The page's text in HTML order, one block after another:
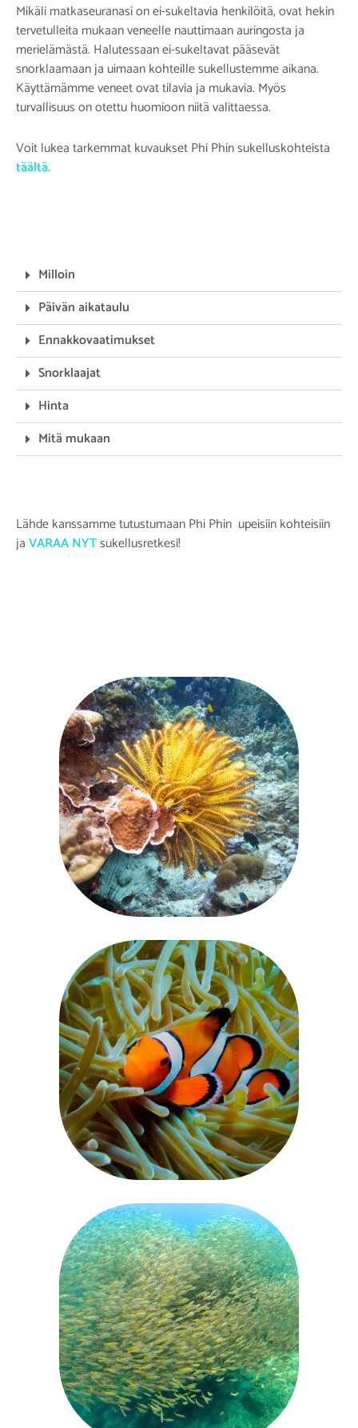
Mikäli matkaseuranasi on ei-sukeltavia henkilöitä, ovat hekin
tervetulleita mukaan veneelle nauttimaan auringosta ja
merielämästä. Halutessaan ei-sukeltavat pääsevät
snorklaamaan ja uimaan kohteille sukellustemme aikana.
Käyttämämme veneet ovat tilavia ja mukavia. Myös
turvallisuus on otettu huomioon niitä valittaessa.
Voit lukea tarkemmat kuvaukset Phi Phin sukelluskohteista
täältä.
Milloin
Päivän aikataulu
Ennakkovaatimukset
Snorklaajat
Hinta
Mitä mukaan
Lähde kanssamme tutustumaan Phi Phin upeisiin kohteisiin
jaVARAA NYTsukellusretkesi!